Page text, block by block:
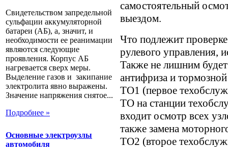
Свидетельством запредельной
сульфации аккумуляторной
батареи (АБ), а, значит, и
необходимости ее реанимации
являются следующие
проявления. Корпус АБ
нагревается сверх меры.
Выделение газов и закипание
электролита явно выражены.
Значение напряжения снятое...
Подробнее »
Основные электроузлы
автомобиля
самостоятельный
выездом.
Что подлежит
рулевого управления,
Также не лишним
антифриза и
ТО1 (первое
ТО на станции
входит осмотр всех
также замена
ТО2 (второе